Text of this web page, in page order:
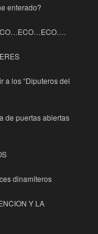
enterado?
a los “Diputeros del
de puertas abiertas
dinamiteros
Y LA